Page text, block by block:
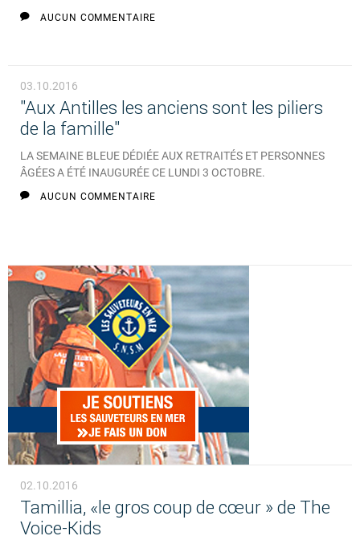
AUCUN COMMENTAIRE
03.10.2016
"Aux Antilles les anciens sont les piliers
de la famille"
LA SEMAINE BLEUE DÉDIÉE AUX RETRAITÉS ET PERSONNES
ÂGÉES A ÉTÉ INAUGURÉE CE LUNDI 3 OCTOBRE.
AUCUN COMMENTAIRE
02.10.2016
Tamillia, «le gros coup de cœur » de The
Voice-Kids